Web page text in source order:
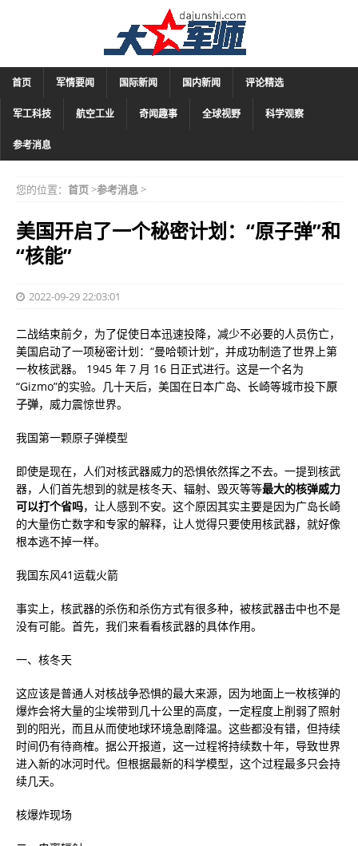
首页 军情要闻 国际新闻 国内新闻 评论精选
军工科技 航空工业 奇闻趣事 全球视野 科学观察
参考消息
您的位置： 首页>参考消息>
美国开启了一个秘密计划：“原子弹”和
“核能”
2022-09-29 22:03:01
二战结束前夕，为了促使日本迅速投降，减少不必要的人员伤亡，
美国启动了一项秘密计划：“曼哈顿计划”，并成功制造了世界上第
一枚核武器。 1945 年 7 月 16 日正式进行。这是一个名为
“Gizmo”的实验。几十天后，美国在日本广岛、长崎等城市投下原
子弹，威力震惊世界。
我国第一颗原子弹模型
即使是现在，人们对核武器威力的恐惧依然挥之不去。一提到核武
器，人们首先想到的就是核冬天、辐射、毁灭等等最大的核弹威力
可以打个省吗，让人感到不安。这个原因其实主要是因为广岛长崎
的大量伤亡数字和专家的解释，让人觉得只要使用核武器，就好像
根本逃不掉一样。
我国东风41运载火箭
事实上，核武器的杀伤和杀伤方式有很多种，被核武器击中也不是
没有可能。首先，我们来看看核武器的具体作用。
一、核冬天
这应该是普通人对核战争恐惧的最大来源，因为地面上一枚核弹的
爆炸会将大量的尘埃带到几十公里的高度，一定程度上削弱了照射
到的阳光，而且从而使地球环境急剧降温。这些都没有错，但持续
时间仍有待商榷。据公开报道，这一过程将持续数十年，导致世界
进入新的冰河时代。但根据最新的科学模型，这个过程最多只会持
续几天。
核爆炸现场